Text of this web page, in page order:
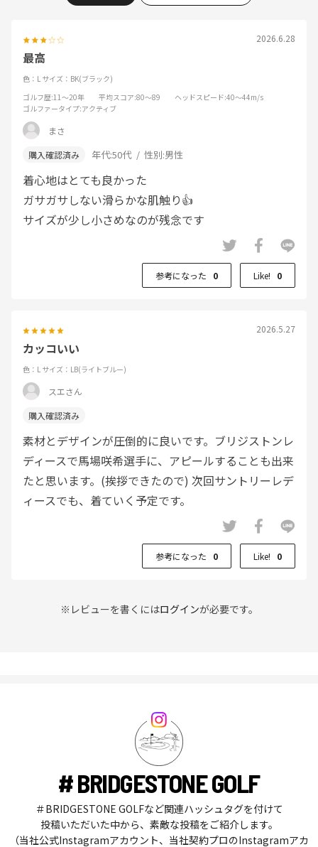
2026.6.28
最高
色：L サイズ：BK(ブラック)
ゴルフ歴:11～20年 平均スコア:80～89 ヘッドスピード:40～44m/s
ゴルファータイプ:アクティブ
まさ
年代:50代 性別:男性
着心地はとても良かった
ガサガサしない滑らかな肌触り👍
サイズが少し小さめなのが残念です
参考になった 0 Like! 0
2026.5.27
カッコいい
色：L サイズ：LB(ライトブルー)
スエさん
素材とデザインが圧倒的に良いです。ブリジストンレ
ディースで馬場咲希選手に、アピールすることも出来
たと思います。(挨拶できたので) 次回サントリーレデ
ィースでも、着ていく予定です。
参考になった 0 Like! 0
※レビューを書くにはログインが必要です。
# BRIDGESTONE GOLF
＃BRIDGESTONE GOLFなど関連ハッシュタグを付けて
投稿いただいた中から、素敵な投稿をご紹介します。
（当社公式Instagramアカウント、当社契約プロのInstagramアカ